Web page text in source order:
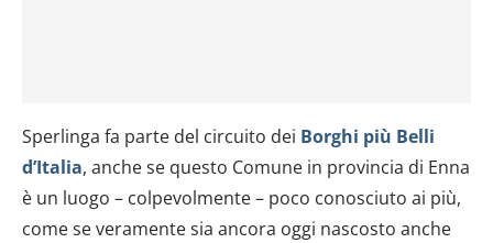
Sperlinga fa parte del circuito dei Borghi più Belli
d’Italia, anche se questo Comune in provincia di Enna
è un luogo – colpevolmente – poco conosciuto ai più,
come se veramente sia ancora oggi nascosto anche